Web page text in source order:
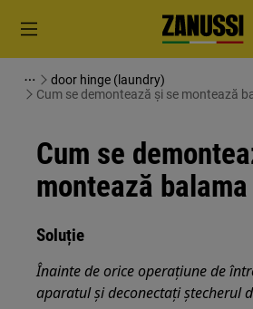
door hinge (laundry)
Cum se demontează și se montează
Cum se
montează
Soluție
Înainte de orice operațiune de
aparatul și deconectați ștecherul